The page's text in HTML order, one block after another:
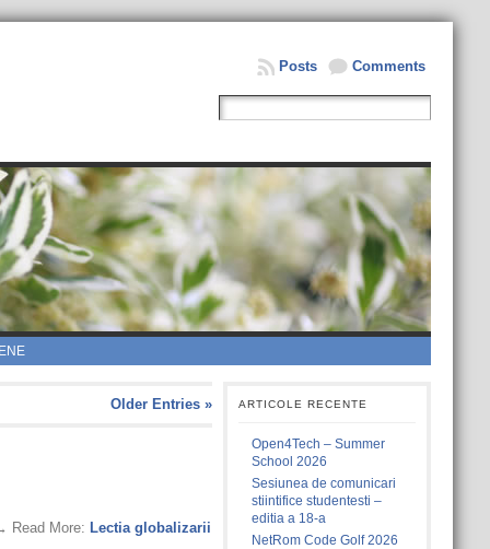
Comments
Posts
Older Entries »
Read More: Lectia globalizarii
ARTICOLE RECENTE
Open4Tech – Summer
School 2026
Sesiunea de comunicari
stiintifice studentesti –
editia a 18-a
NetRom Code Golf 2026